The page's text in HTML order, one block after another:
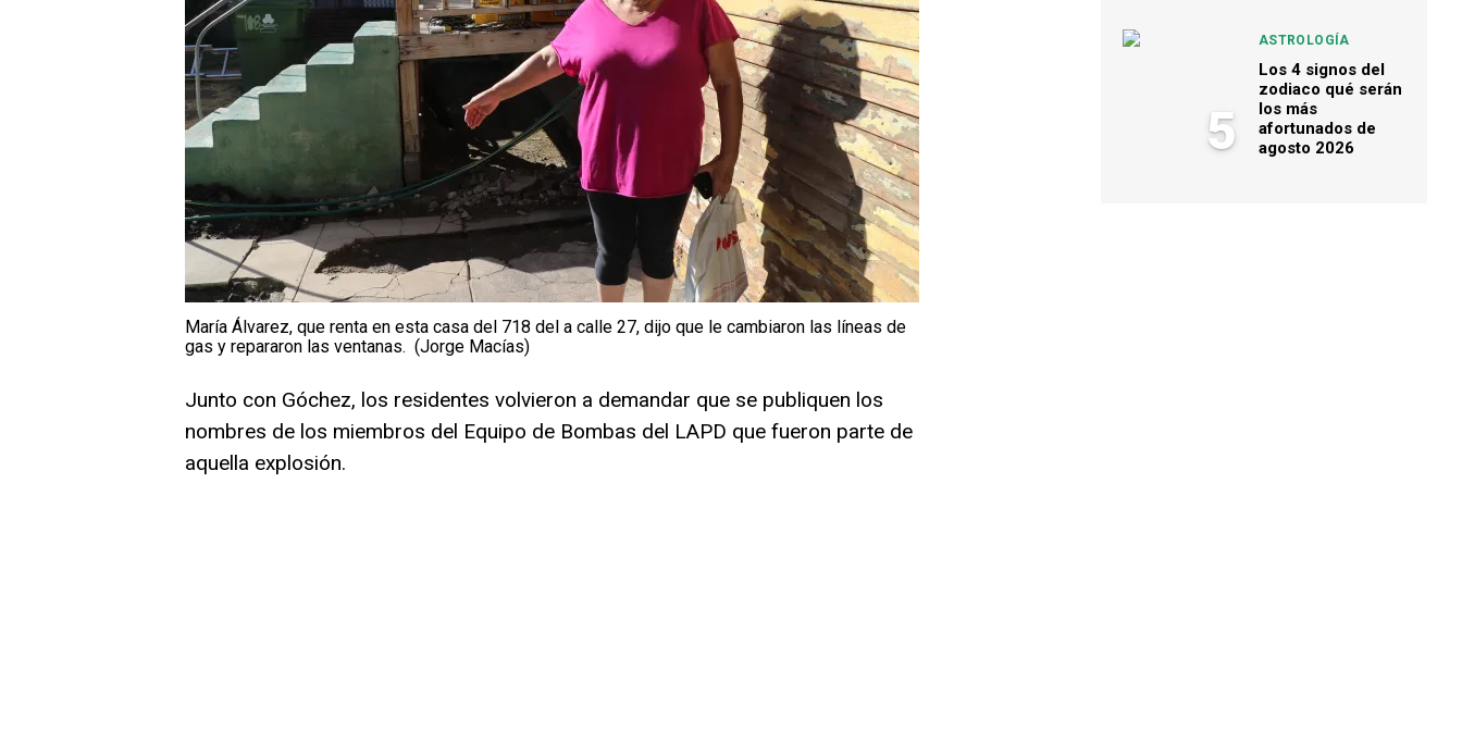
María Álvarez, que renta en esta casa del 718 del a calle 27, dijo que le cambiaron las líneas de
gas y repararon las ventanas. (Jorge Macías)
Junto con Góchez, los residentes volvieron a demandar que se publiquen los
nombres de los miembros del Equipo de Bombas del LAPD que fueron parte de
aquella explosión.
5
ASTROLOGÍA
Los 4 signos del
zodiaco qué serán
los más
afortunados de
agosto 2026